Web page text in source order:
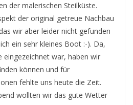
der malerischen Steilküste.
der original getreue Nachbau
wir aber leider nicht gefunden
ein sehr kleines Boot :-). Da,
eingezeichnet war, haben wir
können und für
fehlte uns heute die Zeit.
wollten wir das gute Wetter